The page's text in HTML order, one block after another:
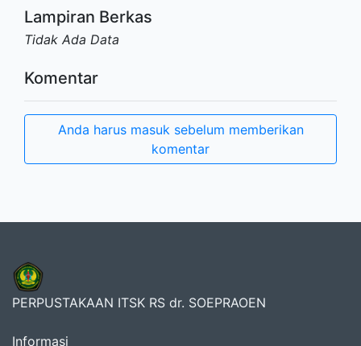
Lampiran Berkas
Tidak Ada Data
Komentar
Anda harus masuk sebelum memberikan
komentar
PERPUSTAKAAN ITSK RS dr. SOEPRAOEN
Informasi